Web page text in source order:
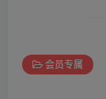
会员专属